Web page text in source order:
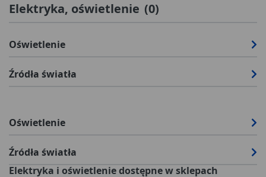
Elektryka, oświetlenie (0)
Oświetlenie
Źródła światła
Oświetlenie
Źródła światła
Elektryka i oświetlenie dostępne w sklepach